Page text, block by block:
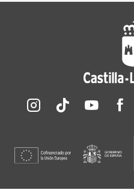
Redes sociales JCCM